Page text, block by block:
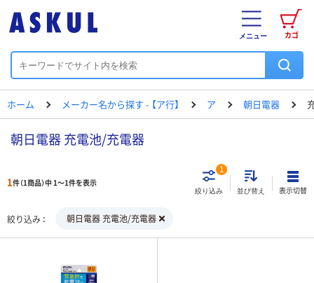
カゴ
メニュー
ホーム メーカー名から探す - 【ア行】 ア 朝日電器
朝日電器 充電池/充電器
1件（1商品）中 1～1件を表示
絞り込み
1
並び替え 表示切替
絞り込み 朝日電器 充電池/充電器